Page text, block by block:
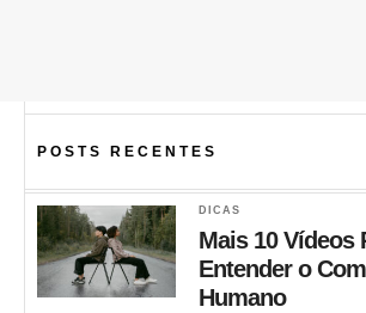
POSTS RECENTES
DICAS
Mais 10 Vídeos
Entender o
Humano